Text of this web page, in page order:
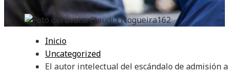
Claudia Nogueira162
Inicio
Uncategorized
El autor intelectual del escándalo de admisión